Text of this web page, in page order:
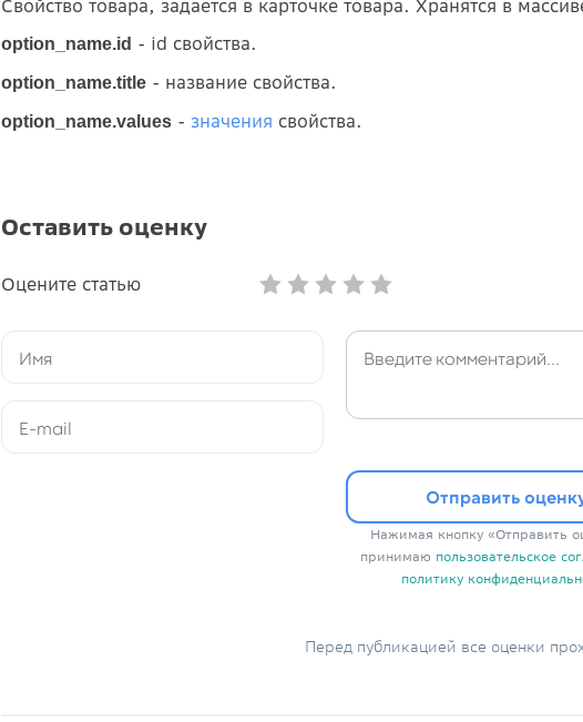
Свойство товара, задается в карточке товара. Хранятся в
option_name.id - id свойства.
option_name.title - название свойства.
option_name.values - значения свойства.
Оставить оценку
Оцените статью
Отправить
Нажимая кнопку «Отправить
принимаю пользовательское
политику
Перед публикацией все оценки